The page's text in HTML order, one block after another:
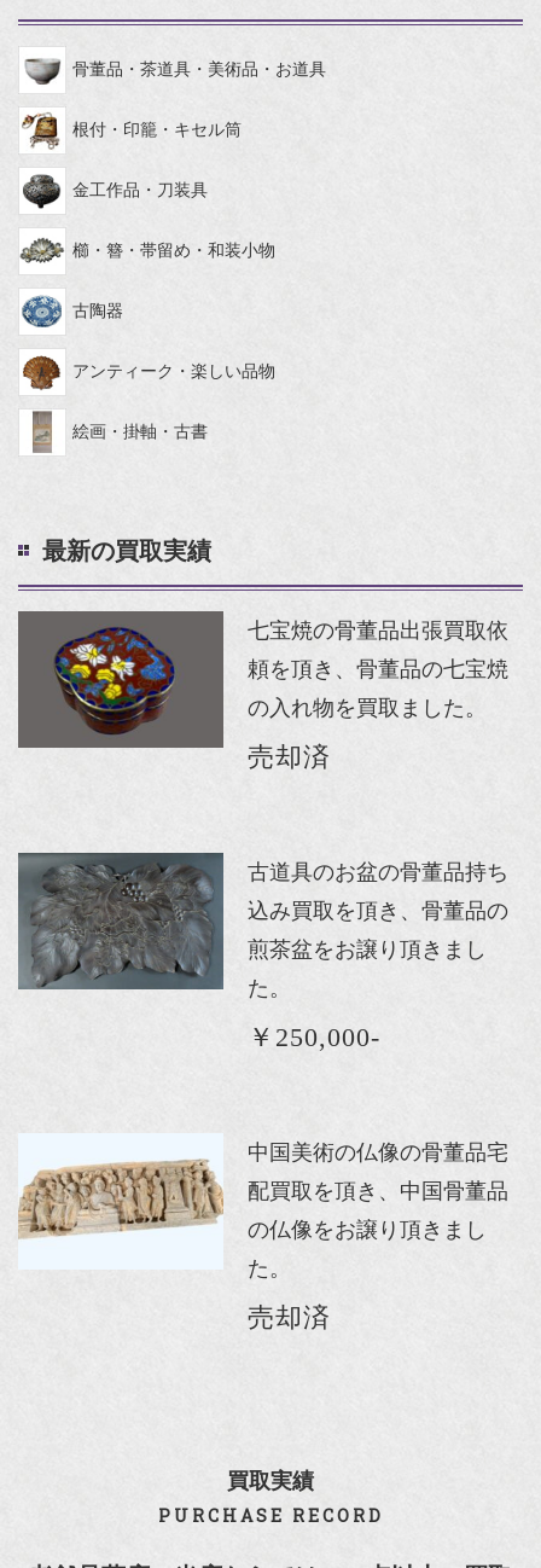
骨董品・茶道具・美術品・お道具
根付・印籠・キセル筒
金工作品・刀装具
櫛・簪・帯留め・和装小物
古陶器
アンティーク・楽しい品物
絵画・掛軸・古書
最新の買取実績
七宝焼の骨董品出張買取依
頼を頂き、骨董品の七宝焼
の入れ物を買取ました。
売却済
古道具のお盆の骨董品持ち
込み買取を頂き、骨董品の
煎茶盆をお譲り頂きまし
た。
￥250,000-
中国美術の仏像の骨董品宅
配買取を頂き、中国骨董品
の仏像をお譲り頂きまし
た。
売却済
買取実績
PURCHASE RECORD